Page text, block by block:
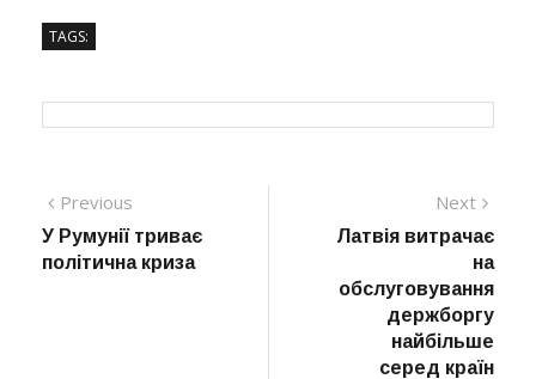
TAGS:
Навігація
записів
Previous
post:
У Румунії триває
політична криза
Next
post:
Латвія витрачає
на
обслуговування
держборгу
найбільше
серед країн